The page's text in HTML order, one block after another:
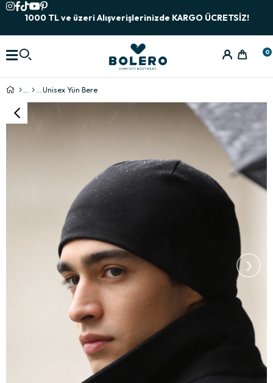
1000 TL ve üzeri Alışverişlerinizde KARGO ÜCRETSİZ!
0
Unisex Yün Bere
›